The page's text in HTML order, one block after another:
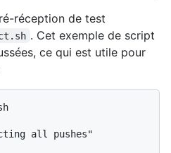
réception de test
. Cet exemple de script
ce qui est utile pour
all pushes"